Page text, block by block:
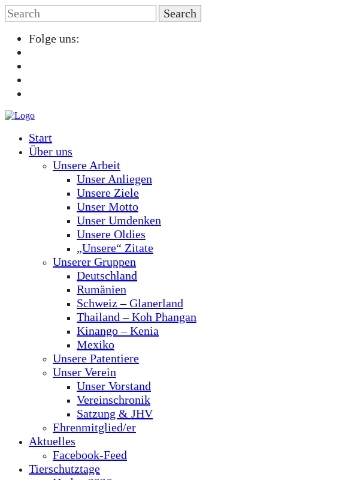
Folge uns:
Start
Über uns
Unsere Arbeit
Unser Anliegen
Unsere Ziele
Unser Motto
Unser Umdenken
Unsere Oldies
„Unsere“ Zitate
Unserer Gruppen
Deutschland
Rumänien
Schweiz – Glanerland
Thailand – Koh Phangan
Kinango – Kenia
Mexiko
Unsere Patentiere
Unser Verein
Unser Vorstand
Vereinschronik
Satzung & JHV
Ehrenmitglied/er
Aktuelles
Facebook-Feed
Tierschutztage